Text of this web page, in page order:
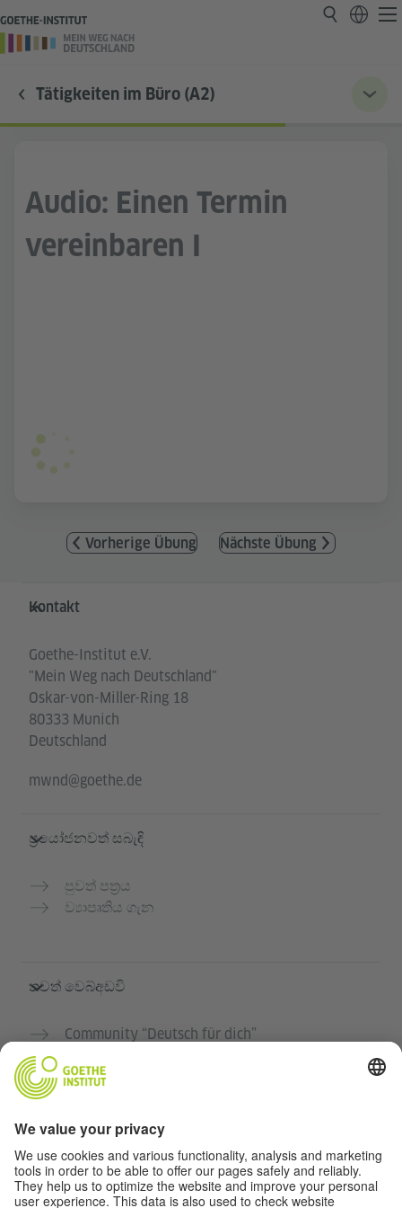
Tätigkeiten im Büro (A2)
Audio: Einen Termin
vereinbaren I
Vorherige Übung Nächste Übung
Service- und Informationsbereich
Kontakt
Goethe-Institut e.V.
"Mein Weg nach Deutschland"
Oskar-von-Miller-Ring 18
80333 Munich
Deutschland
mwnd@goethe.de
ප්‍රයෝජනවත් සබැඳි
පුවත් පත්‍රය
ව්‍යාපෘතිය ගැන
තවත් වෙබ්අඩවි
Community “Deutsch für dich”
ගෝතේ ආයතනයේ ජර්මන් භාෂා පාඨමාලා
රහස්‍යතා සහ ප්‍රවේශය